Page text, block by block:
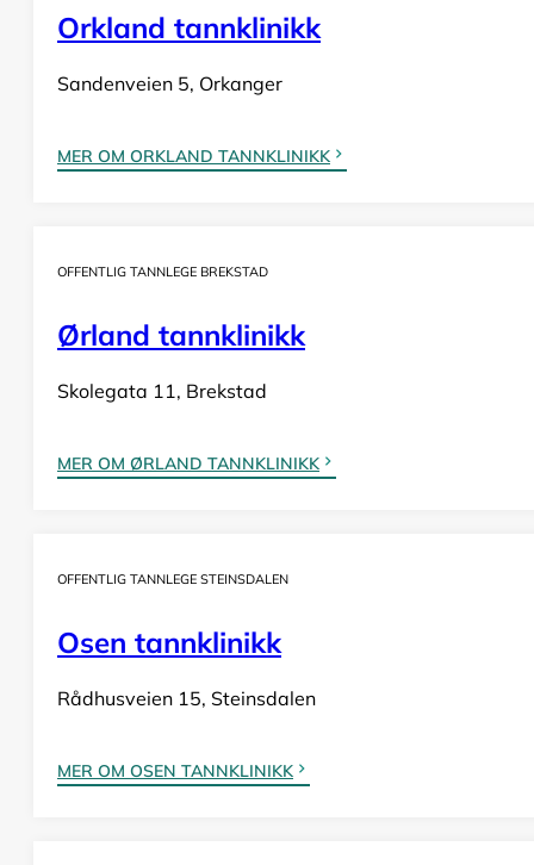
Orkland tannklinikk
Sandenveien 5, Orkanger
MER OM ORKLAND TANNKLINIKK
OFFENTLIG TANNLEGE BREKSTAD
Ørland tannklinikk
Skolegata 11, Brekstad
MER OM ØRLAND TANNKLINIKK
OFFENTLIG TANNLEGE STEINSDALEN
Osen tannklinikk
Rådhusveien 15, Steinsdalen
MER OM OSEN TANNKLINIKK